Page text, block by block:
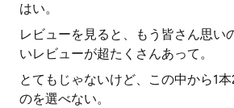
はい。
レビューを見ると、もう皆さん思い
いレビューが超たくさんあって。
とてもじゃないけど、この中から1
のを選べない。